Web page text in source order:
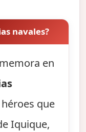
navales?
en
que
Iquique,